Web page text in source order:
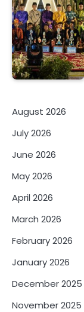
August 2026
July 2026
June 2026
May 2026
April 2026
March 2026
February 2026
January 2026
December 2025
November 2025